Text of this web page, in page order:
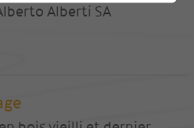
Alberti SA